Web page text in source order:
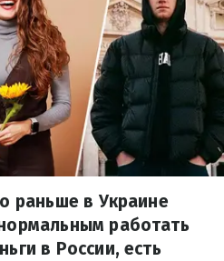
раньше в Украине
работать
в России, есть